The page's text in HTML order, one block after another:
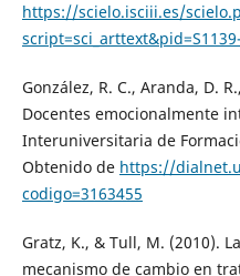
https://scielo.isciii.es/
González, R. C., Aranda, D.
Docentes emocionalmente
Interuniversitaria de
Obtenido de https://
codigo=3163455
Gratz, K., & Tull, M. (2010).
mecanismo de cambio en